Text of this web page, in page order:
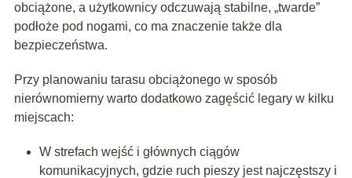
obciążone, a użytkownicy odczuwają stabilne, „twarde”
podłoże pod nogami, co ma znaczenie także dla
bezpieczeństwa.
Przy planowaniu tarasu obciążonego w sposób
nierównomierny warto dodatkowo zagęścić legary w kilku
miejscach:
W strefach wejść i głównych ciągów
komunikacyjnych, gdzie ruch pieszy jest najczęstszy i